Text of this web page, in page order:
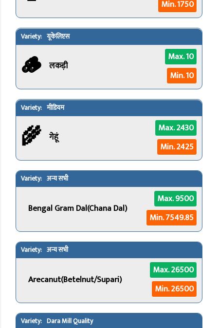
Min. 1750
यूकेलिप्टस
🪵 लकड़ी
Max. 10
Min. 10
मीडियम
🌾 गेहूं
Max. 2430
Min. 2425
अन्य सभी
Bengal Gram Dal(Chana Dal)
Max. 9500
Min. 7549.85
अन्य सभी
Arecanut(Betelnut/Supari)
Max. 26500
Min. 26500
Dara Mill Quality